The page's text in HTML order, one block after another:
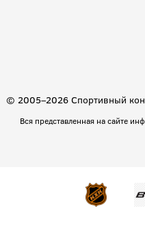
© 2005–2026 Спортивный
Вся представленная на сайте